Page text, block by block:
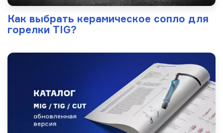
Как выбрать керамическое сопло для
горелки TIG?